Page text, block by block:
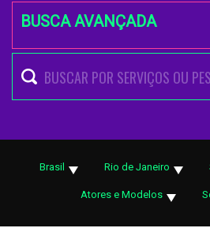
BUSCA AVANÇADA
Brasil Rio de Janeiro
Atores e Modelos